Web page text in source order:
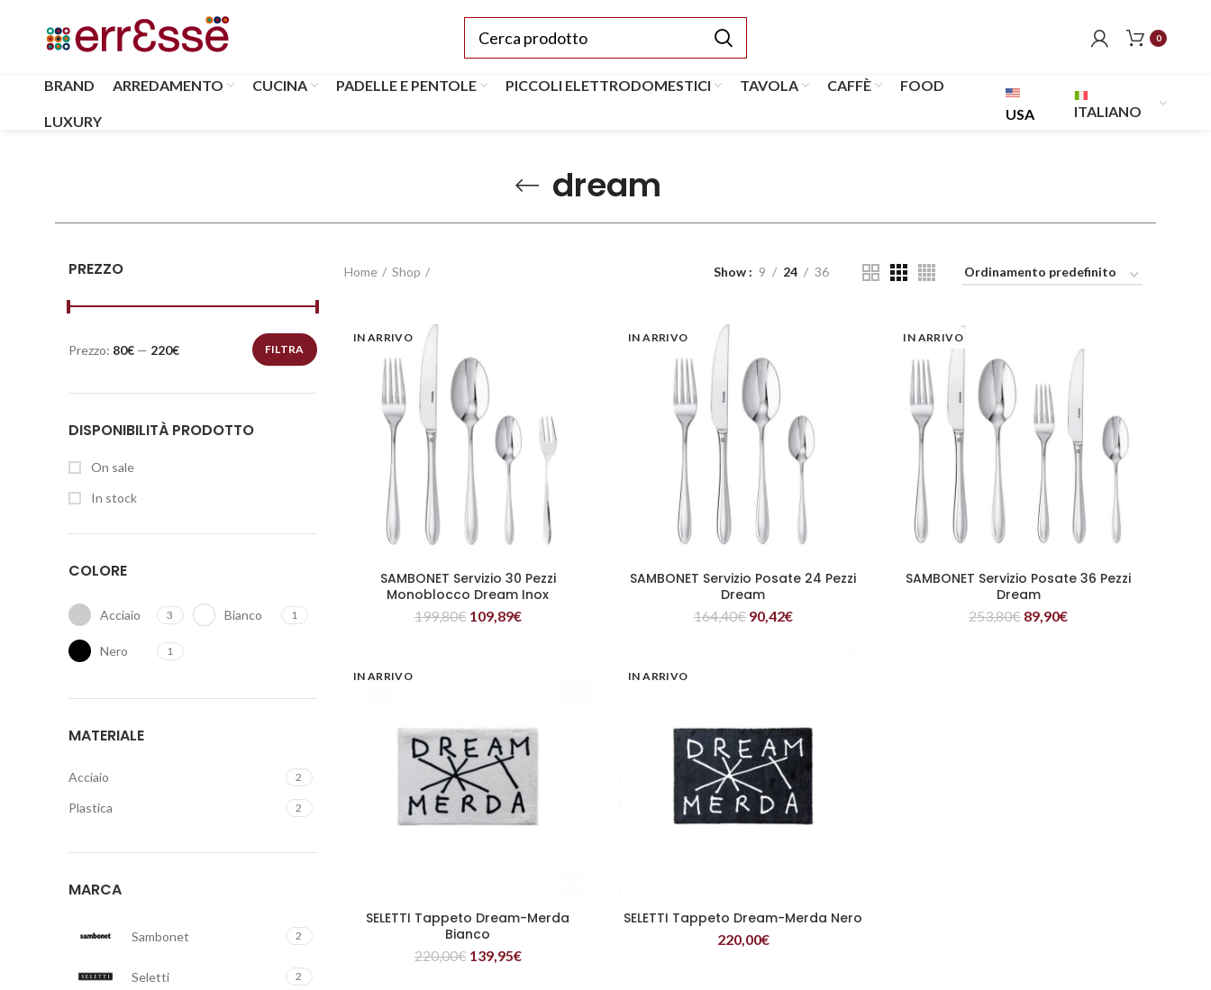
0
BRAND ARREDAMENTO CUCINA PADELLE E PENTOLE PICCOLI ELETTRODOMESTICI TAVOLA CAFFÈ FOOD
LUXURY USA ITALIANO
dream
PREZZO
FILTRA
Prezzo: 80€ — 220€
DISPONIBILITÀ PRODOTTO
On sale
In stock
COLORE
Acciaio 3 Bianco 1
Nero 1
MATERIALE
Acciaio 2
Plastica 2
MARCA
Sambonet 2
Seletti 2
Home Shop Show 9 24 36
IN ARRIVO
LEGGI TUTTO
SAMBONET Servizio 30 Pezzi
Monoblocco Dream Inox
199,80€ 109,89€
IN ARRIVO
LEGGI TUTTO
SAMBONET Servizio Posate 24 Pezzi
Dream
164,40€ 90,42€
IN ARRIVO
LEGGI TUTTO
SAMBONET Servizio Posate 36 Pezzi
Dream
253,80€ 89,90€
IN ARRIVO
LEGGI TUTTO
SELETTI Tappeto Dream-Merda
Bianco
220,00€ 139,95€
IN ARRIVO
LEGGI TUTTO
SELETTI Tappeto Dream-Merda Nero
220,00€